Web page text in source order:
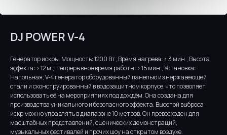
DJ POWER V-4
Генератор искры. Мощность: 1200 Вт; Время нагрева: < 3 мин.; Высота
эффекта: > 12 м.; Непрерывное время работы: > 15 мин.; Установка:
Напольная; V-4 генератор оборудованный панелью из нержавеющей
стали и сконструированный в водозащитном корпусе, что позволяет
использовать её на мероприятиях под дождём. Она создана для
производства уникального и безопасного эффекта. Высотой выброса
искр можно управлять в диапазоне 10 метров. Он превосходен для
масштабных представлений, сценических демонстраций,
музыкальных фестивалей и прочих шоу на открытом воздухе.